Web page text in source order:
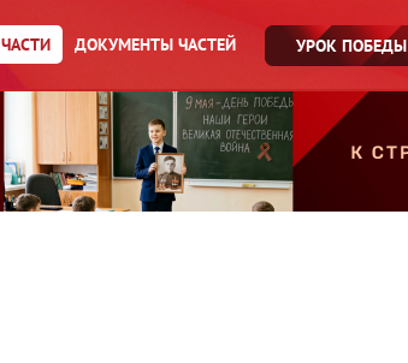
ДОКУМЕНТЫ ЧАСТЕЙ УРОК ПОБЕДЫ